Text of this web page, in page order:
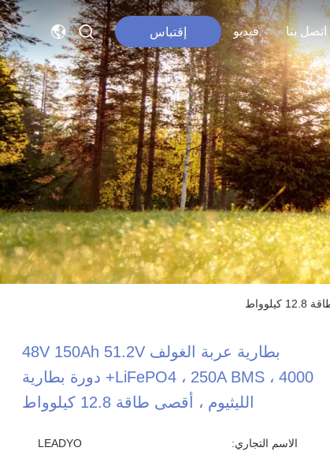
اتصل بنا فيديو إقتباس
بطارية عربة الغولف 48V 150Ah 51.2V
LiFePO4 ، 250A BMS ، 4000+ دورة بطارية
الليثيوم ، أقصى طاقة 12.8 كيلوواط
الاسم التجاري: LEADYO